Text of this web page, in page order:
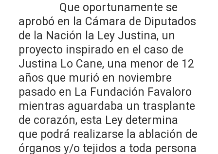
Que oportunamente se
aprobó en la Cámara de Diputados
de la Nación la Ley Justina, un
proyecto inspirado en el caso de
Justina Lo Cane, una menor de 12
años que murió en noviembre
pasado en La Fundación Favaloro
mientras aguardaba un trasplante
de corazón, esta Ley determina
que podrá realizarse la ablación de
órganos y/o tejidos a toda persona